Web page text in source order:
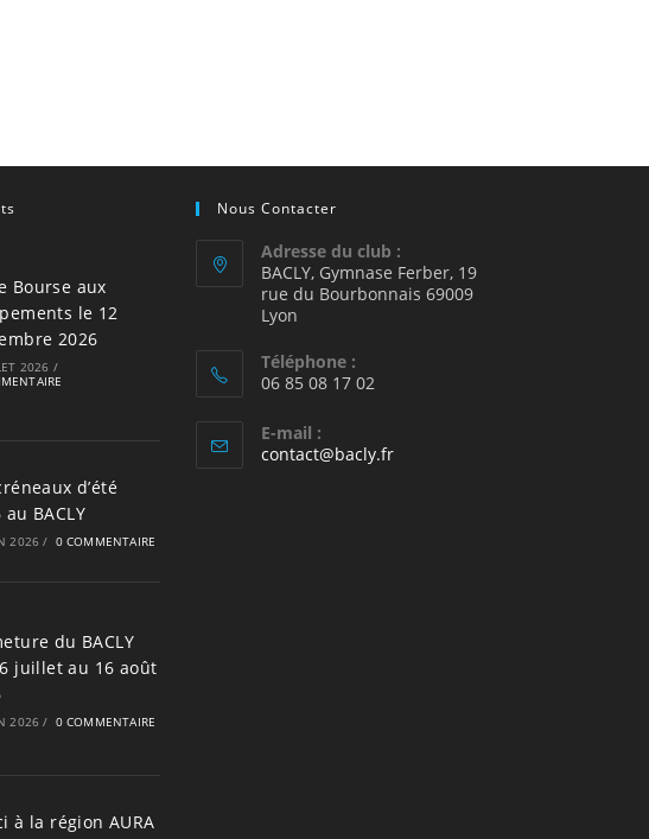
Bourse aux
le 12
2026
2026 /
d’été
au BACLY
2026 / 0 COMMENTAIRE
du BACLY
juillet au 16 août
2026 / 0 COMMENTAIRE
à la région AURA
Nous Contacter
Adresse du club :
BACLY, Gymnase Ferber, 19
rue du Bourbonnais 69009
Lyon
Téléphone :
06 85 08 17 02
E-mail :
contact@bacly.frS’ouvre